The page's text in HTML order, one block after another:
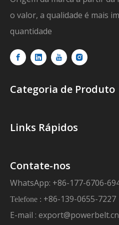
o valor, a qualidade é mais
quantidade
Categoria de Produto
Links Rápidos
Contate-nos
WhatsApp: +86-177-6706-
Telefone : +86-139-0655-7227
E-mail : export@powerbelt.cn